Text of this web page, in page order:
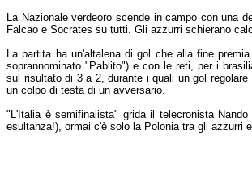
La Nazionale verdeoro scende in campo con una
Falcao e Socrates su tutti. Gli azzurri schierano
La partita ha un'altalena di gol che alla fine
soprannominato "Pablito") e con le reti, per i
sul risultato di 3 a 2, durante i quali un gol
un colpo di testa di un avversario.
"L'Italia è semifinalista" grida il telecronista
esultanza!), ormai c'è solo la Polonia tra gli azzurri